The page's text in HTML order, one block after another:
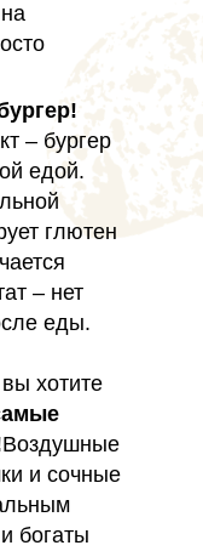
– бургер
едой.
глютен
– нет
еды.
хотите
Воздушные
и сочные
богаты